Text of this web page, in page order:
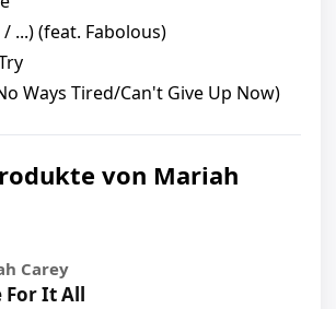
...) (feat. Fabolous)
Ways Tired/Can't Give Up Now)
von Mariah
Carey
For It All